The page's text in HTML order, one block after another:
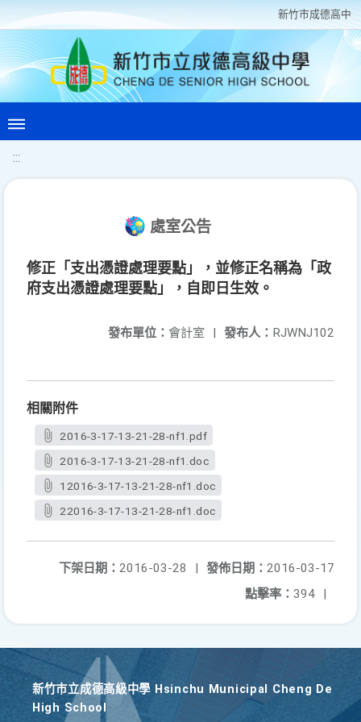
新竹巿成德高中
:::
處室公告
修正「支出憑證處理要點」，並修正名稱為「政
府支出憑證處理要點」，自即日生效。
發布人： RJWNJ102
發布單位： 會計室 |
相關附件
2016-3-17-13-21-28-nf1.pdf
2016-3-17-13-21-28-nf1.doc
12016-3-17-13-21-28-nf1.doc
22016-3-17-13-21-28-nf1.doc
發佈日期： 2016-03-17
下架日期： 2016-03-28
|
點擊率： 394 |
新竹巿立成德高級中學 Hsinchu Municipal Cheng De
High School